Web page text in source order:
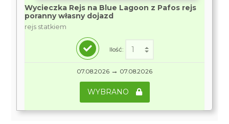
Wycieczka Rejs na Blue Lagoon z Pafos rejs
poranny własny dojazd
rejs statkiem
Ilość:
07.08.2026 → 07.08.2026
WYBRANO